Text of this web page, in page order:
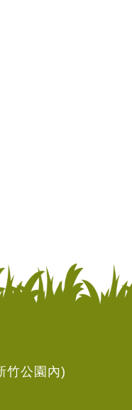
竹公園內)